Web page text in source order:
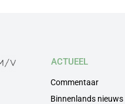
ACTUEEL
Commentaar
Binnenlands nieuws